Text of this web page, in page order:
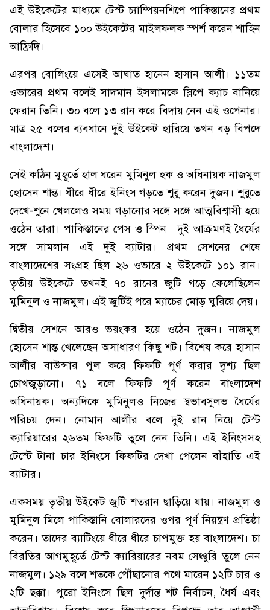
এই উইকেটের মাধ্যমে টেস্ট চ্যাম্পিয়নশিপে পাকিস্তানের প্রথম
বোলার হিসেবে ১০০ উইকেটের মাইলফলক স্পর্শ করেন শাহিন
আফ্রিদি।
এরপর বোলিংয়ে এসেই আঘাত হানেন হাসান আলী। ১১তম
ওভারের প্রথম বলেই সাদমান ইসলামকে স্লিপে ক্যাচ বানিয়ে
ফেরান তিনি। ৩০ বলে ১৩ রান করে বিদায় নেন এই ওপেনার।
মাত্র ২৫ বলের ব্যবধানে দুই উইকেট হারিয়ে তখন বড় বিপদে
বাংলাদেশ।
সেই কঠিন মুহূর্তে হাল ধরেন মুমিনুল হক ও অধিনায়ক নাজমুল
হোসেন শান্ত। ধীরে ধীরে ইনিংস গড়তে শুরু করেন দুজন। শুরুতে
দেখে-শুনে খেললেও সময় গড়ানোর সঙ্গে সঙ্গে আত্মবিশ্বাসী হয়ে
ওঠেন তারা। পাকিস্তানের পেস ও স্পিন—দুই আক্রমণই ধৈর্যের
সঙ্গে সামলান এই দুই ব্যাটার। প্রথম সেশনের শেষে
বাংলাদেশের সংগ্রহ ছিল ২৬ ওভারে ২ উইকেটে ১০১ রান।
তৃতীয় উইকেটে তখনই ৭০ রানের জুটি গড়ে ফেলেছিলেন
মুমিনুল ও নাজমুল। এই জুটিই পরে ম্যাচের মোড় ঘুরিয়ে দেয়।
দ্বিতীয় সেশনে আরও ভয়ংকর হয়ে ওঠেন দুজন। নাজমুল
হোসেন শান্ত খেলেছেন অসাধারণ কিছু শট। বিশেষ করে হাসান
আলীর বাউন্সার পুল করে ফিফটি পূর্ণ করার দৃশ্য ছিল
চোখজুড়ানো। ৭১ বলে ফিফটি পূর্ণ করেন বাংলাদেশ
অধিনায়ক। অন্যদিকে মুমিনুলও নিজের স্বভাবসুলভ ধৈর্যের
পরিচয় দেন। নোমান আলীর বলে দুই রান নিয়ে টেস্ট
ক্যারিয়ারের ২৬তম ফিফটি তুলে নেন তিনি। এই ইনিংসসহ
টেস্টে টানা চার ইনিংসে ফিফটির দেখা পেলেন বাঁহাতি এই
ব্যাটার।
একসময় তৃতীয় উইকেট জুটি শতরান ছাড়িয়ে যায়। নাজমুল ও
মুমিনুল মিলে পাকিস্তানি বোলারদের ওপর পূর্ণ নিয়ন্ত্রণ প্রতিষ্ঠা
করেন। তাদের ব্যাটিংয়ে ধীরে ধীরে চাপমুক্ত হয় বাংলাদেশ। চা
বিরতির আগমুহূর্তে টেস্ট ক্যারিয়ারের নবম সেঞ্চুরি তুলে নেন
নাজমুল। ১২৯ বলে শতকে পৌঁছানোর পথে মারেন ১২টি চার ও
২টি ছক্কা। পুরো ইনিংসে ছিল দুর্দান্ত শট নির্বাচন, ধৈর্য এবং